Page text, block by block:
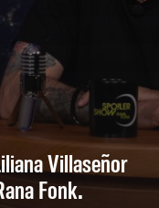
Villaseñor
Fonk.